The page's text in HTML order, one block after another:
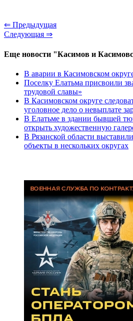
⇐ Предыдущая
Следующая ⇒
Еще новости "Касимов и
В аварии в Касимовском
Поселку Елатьма присвоили
трудовой славы»
В Касимовском округе
уголовное дело о невыплате
В Елатьме в здании бывшей
открыть художественную
В Рязанской области
объекты в нескольких округах